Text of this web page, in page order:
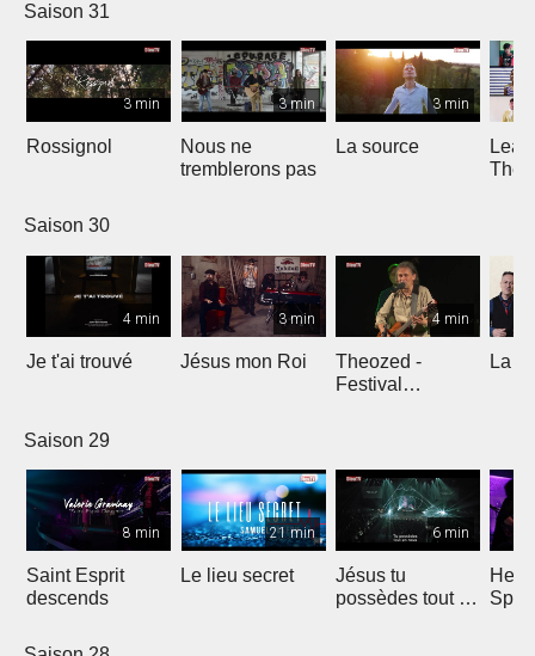
Saison 31
3 min
Rossignol
3 min
Nous ne
tremblerons pas
3 min
La source
The
Saison 30
4 min
Je t'ai trouvé
3 min
Jésus mon Roi
4 min
Theozed -
Festival
La
Saison 29
8 min
Saint Esprit
descends
21 min
Le lieu secret
6 min
Jésus tu
possèdes tout en
He